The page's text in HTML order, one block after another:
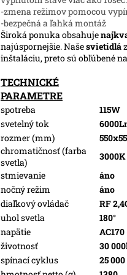
-zmena režimov pomocou
-bezpečná a ľahká montáž
Široká ponuka obsahuje
najúspornejšie. Našesvietidlá
inštaláciu, preto sú obľúbené
TECHNICKÉ
PARAMETRE
spotreba
115W
svetelný tok
rozmer (mm)
chromatičnosť (farba
svetla)
stmievanie
áno
nočný režim
áno
diaľkový ovládač
RF
uhol svetla
180°
napätie
životnosť
30
spínací cyklus
25